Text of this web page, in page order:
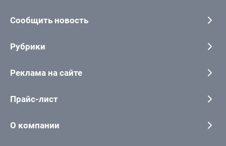
Сообщить новость
Рубрики
Реклама на сайте
Прайс-лист
О компании